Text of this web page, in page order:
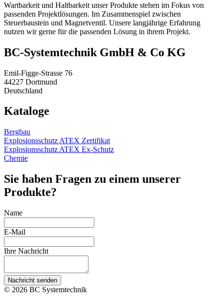
Wartbarkeit und Haltbarkeit unser Produkte stehen im Fokus von
passenden Projektlösungen. Im Zusammenspiel zwischen
Steuerbaustein und Magnetventil. Unsere langjährige Erfahrung
nutzen wir gerne für die passenden Lösung in ihrem Projekt.
BC-System­tech­nik GmbH & Co KG
Emil-Figge-Strasse 76
44227 Dortmund
Deutschland
Kataloge
Bergbau
Explosionsschutz ATEX Zertifikat
Explosionsschutz ATEX Ex-Schutz
Chemie
Sie haben Fragen zu einem unserer
Produkte?
Name
E-Mail
Ihre Nachricht
Nachricht senden
© 2026 BC Systemtechnik